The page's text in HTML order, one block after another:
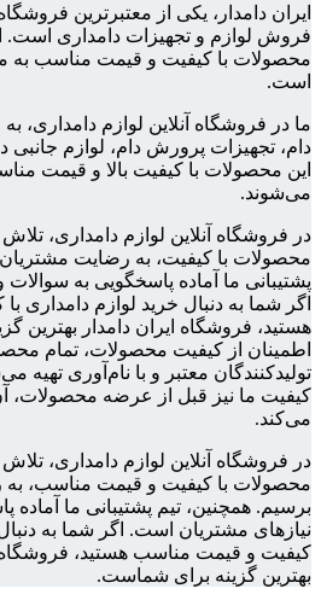
ایران دامدار، یکی از معتبرترین
فروش لوازم و تجهیزات دامداری است.
محصولات با کیفیت و قیمت مناسب به
است.
ما در فروشگاه آنلاین لوازم دامداری،
دام، تجهیزات پرورش دام، لوازم جانبی
این محصولات با کیفیت بالا و قیمت
می‌شوند.
در فروشگاه آنلاین لوازم دامداری، تلاش
محصولات با کیفیت، به رضایت
پشتیبانی ما آماده پاسخگویی به
اگر شما به دنبال خرید لوازم دامداری
هستید، فروشگاه ایران دامدار بهترین
اطمینان از کیفیت محصولات، تمام
تولیدکنندگان معتبر و با نام‌آوری تهیه
کیفیت ما نیز قبل از عرضه محصولات،
می‌کند.
در فروشگاه آنلاین لوازم دامداری، تلاش
محصولات با کیفیت و قیمت مناسب،
برسیم. همچنین، تیم پشتیبانی ما آماده
نیازهای مشتریان است. اگر شما به
کیفیت و قیمت مناسب هستید، فروشگاه
بهترین گزینه برای شماست.